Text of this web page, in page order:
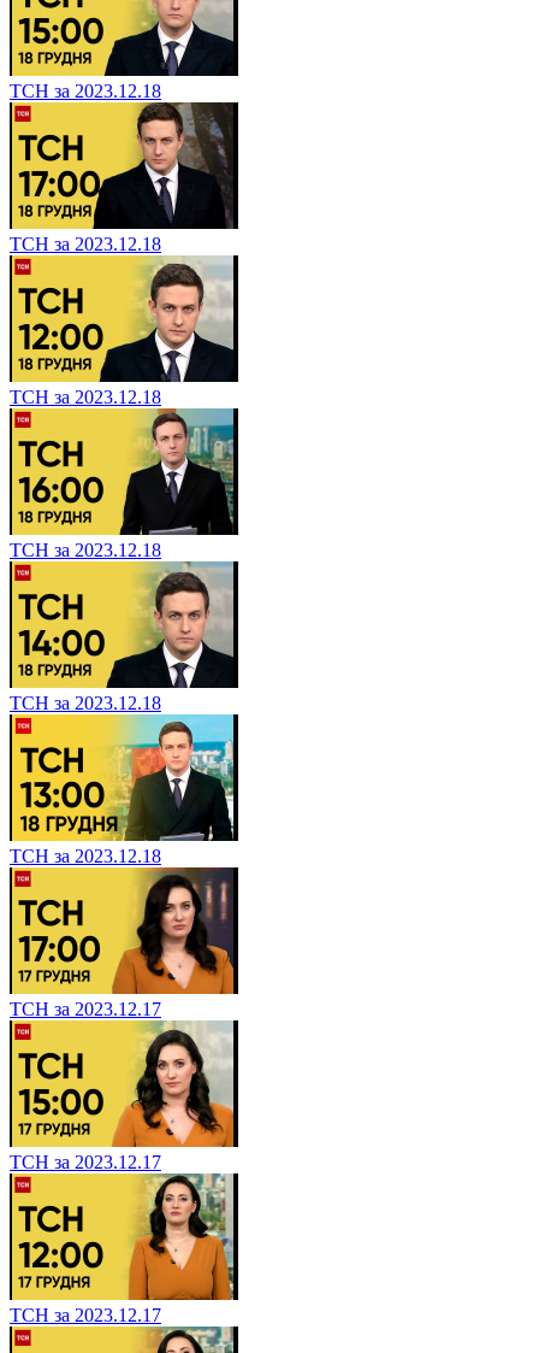
ТСН за 2023.12.18
ТСН за 2023.12.18
ТСН за 2023.12.18
ТСН за 2023.12.18
ТСН за 2023.12.18
ТСН за 2023.12.18
ТСН за 2023.12.17
ТСН за 2023.12.17
ТСН за 2023.12.17